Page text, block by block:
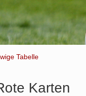
Tabelle
Karten